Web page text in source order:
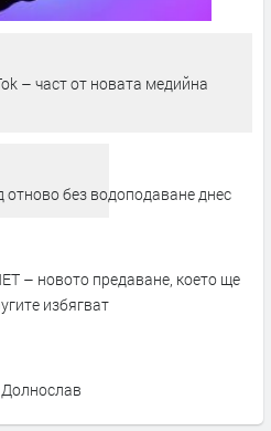
– част от новата медийна
отново без водоподаване днес
– новото предаване, което ще
избягват